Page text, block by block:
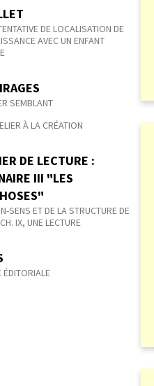
DE LOCALISATION DE
AVEC UN ENFANT
SEMBLANT
À LA CRÉATION
DE LECTURE :
III "LES
SENS ET DE LA STRUCTURE DE
IX, UNE LECTURE
ÉDITORIALE